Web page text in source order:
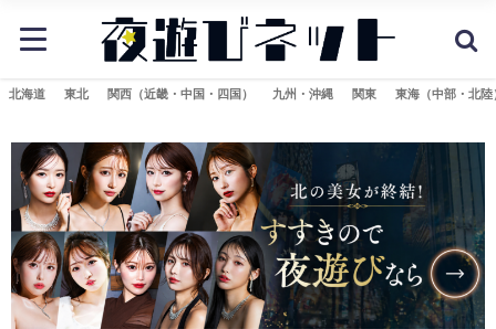
北海道 東北 関西（近畿・中国・四国） 九州・沖縄 関東 東海（中部・北陸